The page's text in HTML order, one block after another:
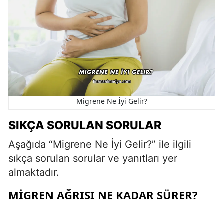
Migrene Ne İyi Gelir?
SIKÇA SORULAN SORULAR
Aşağıda “Migrene Ne İyi Gelir?” ile ilgili
sıkça sorulan sorular ve yanıtları yer
almaktadır.
MIGREN AĞRISI NE KADAR SÜRER?